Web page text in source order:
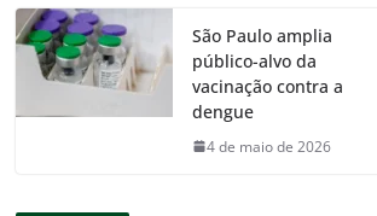
São Paulo amplia
público-alvo da
vacinação contra a
dengue
4 de maio de 2026